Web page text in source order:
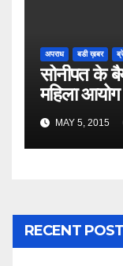
अपराध बडी ख़बर
सोनीपत के
महिला
MAY 5, 2015
RECENT